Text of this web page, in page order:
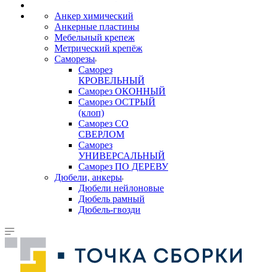
Анкер химический
Анкерные пластины
Мебельный крепеж
Метрический крепёж
Саморезы
Саморез
КРОВЕЛЬНЫЙ
Саморез ОКОННЫЙ
Саморез ОСТРЫЙ
(клоп)
Саморез СО
СВЕРЛОМ
Саморез
УНИВЕРСАЛЬНЫЙ
Саморез ПО ДЕРЕВУ
Дюбели, анкеры
Дюбели нейлоновые
Дюбель рамный
Дюбель-гвозди